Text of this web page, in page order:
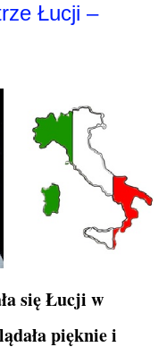
Łucji –
się Łucji w
pięknie i